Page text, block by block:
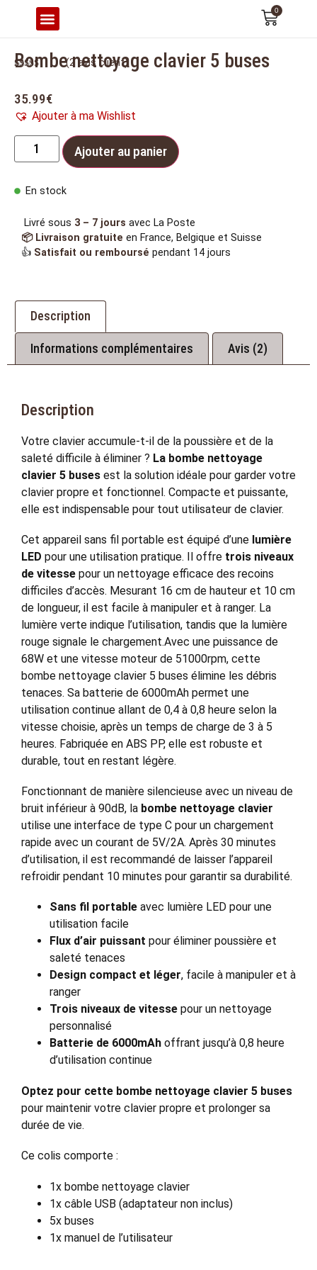
0
Bombe nettoyage clavier 5 buses
sur
notations
client
(2avis client)
35.99€
Ajouter à ma Wishlist
Ajouter au panier
En stock
Livré sous 3 – 7 jours avec La Poste
📦 Livraison gratuite en France, Belgique et Suisse
👍 Satisfait ou remboursé pendant 14 jours
Description
Informations complémentaires Avis (2)
Description
Votre clavier accumule-t-il de la poussière et de la
saleté difficile à éliminer ? La bombe nettoyage
clavier 5 buses est la solution idéale pour garder votre
clavier propre et fonctionnel. Compacte et puissante,
elle est indispensable pour tout utilisateur de clavier.
Cet appareil sans fil portable est équipé d’une lumière
LED pour une utilisation pratique. Il offre trois niveaux
de vitesse pour un nettoyage efficace des recoins
difficiles d’accès. Mesurant 16 cm de hauteur et 10 cm
de longueur, il est facile à manipuler et à ranger. La
lumière verte indique l’utilisation, tandis que la lumière
rouge signale le chargement.Avec une puissance de
68W et une vitesse moteur de 51000rpm, cette
bombe nettoyage clavier 5 buses élimine les débris
tenaces. Sa batterie de 6000mAh permet une
utilisation continue allant de 0,4 à 0,8 heure selon la
vitesse choisie, après un temps de charge de 3 à 5
heures. Fabriquée en ABS PP, elle est robuste et
durable, tout en restant légère.
Fonctionnant de manière silencieuse avec un niveau de
bruit inférieur à 90dB, la bombe nettoyage clavier
utilise une interface de type C pour un chargement
rapide avec un courant de 5V/2A. Après 30 minutes
d’utilisation, il est recommandé de laisser l’appareil
refroidir pendant 10 minutes pour garantir sa durabilité.
Sans fil portable avec lumière LED pour une
utilisation facile
Flux d’air puissant pour éliminer poussière et
saleté tenaces
Design compact et léger, facile à manipuler et à
ranger
Trois niveaux de vitesse pour un nettoyage
personnalisé
Batterie de 6000mAh offrant jusqu’à 0,8 heure
d’utilisation continue
Optez pour cette bombe nettoyage clavier 5 buses
pour maintenir votre clavier propre et prolonger sa
durée de vie.
Ce colis comporte :
1x bombe nettoyage clavier
1x câble USB (adaptateur non inclus)
5x buses
1x manuel de l’utilisateur